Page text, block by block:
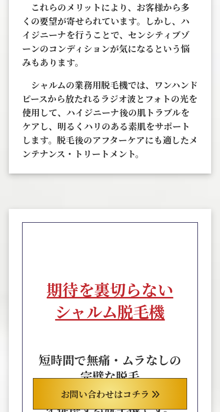
これらのメリットにより、お客様から多
くの要望が寄せられています。しかし、ハ
イジニーナを行うことで、センシティブゾ
ーンのコンディションが気になるという悩
みもあります。
シャルムの業務用脱毛機では、ワンハンド
ピースから放たれるラジオ波とフォトの光を
使用して、ハイジニーナ後の肌トラブルを
ケアし、明るくハリのある素肌をサポート
します。脱毛後のアフターケアにも適したメ
ンテナンス・トリートメント。
期待を裏切らない
シャルム脱毛機
短時間で無痛・ムラなしの
完璧な脱毛
お客様が求める最高の結果
を提供する脱毛機です。
お問い合わせはコチラ